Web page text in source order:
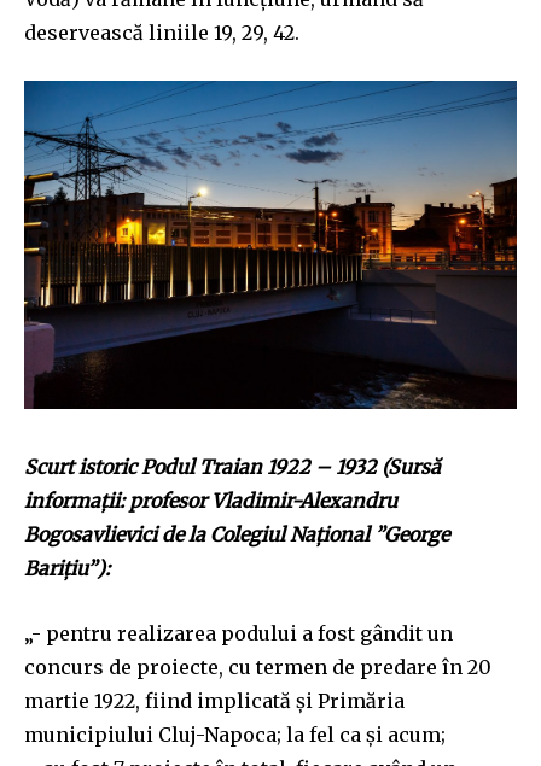
or click the subscribe button below. Don't worry, we respect
your privacy and won't spam your inbox. Your information is
SUBSCRIBE
I've read and accept thePrivacy Policy.
32,111 11,243
deservească liniile 19, 29, 42.
Scurt istoric Podul Traian 1922 – 1932 (Sursă
informații: profesor Vladimir-Alexandru
Bogosavlievici de la Colegiul Național ”George
Barițiu”):
„- pentru realizarea podului a fost gândit un
concurs de proiecte, cu termen de predare în 20
martie 1922, fiind implicată și Primăria
municipiului Cluj-Napoca; la fel ca și acum;